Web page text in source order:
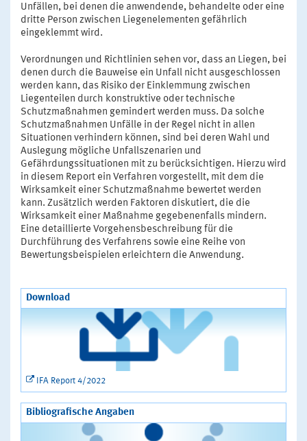
Unfällen, bei denen die anwendende, behandelte oder eine
dritte Person zwischen Liegenelementen gefährlich
eingeklemmt wird.
Verordnungen und Richtlinien sehen vor, dass an Liegen, bei
denen durch die Bauweise ein Unfall nicht ausgeschlossen
werden kann, das Risiko der Einklemmung zwischen
Liegenteilen durch konstruktive oder technische
Schutzmaßnahmen gemindert werden muss. Da solche
Schutzmaßnahmen Unfälle in der Regel nicht in allen
Situationen verhindern können, sind bei deren Wahl und
Auslegung mögliche Unfallszenarien und
Gefährdungssituationen mit zu berücksichtigen. Hierzu wird
in diesem Report ein Verfahren vorgestellt, mit dem die
Wirksamkeit einer Schutzmaßnahme bewertet werden
kann. Zusätzlich werden Faktoren diskutiert, die die
Wirksamkeit einer Maßnahme gegebenenfalls mindern.
Eine detaillierte Vorgehensbeschreibung für die
Durchführung des Verfahrens sowie eine Reihe von
Bewertungsbeispielen erleichtern die Anwendung.
Download
IFA Report 4/2022
Bibliografische Angaben